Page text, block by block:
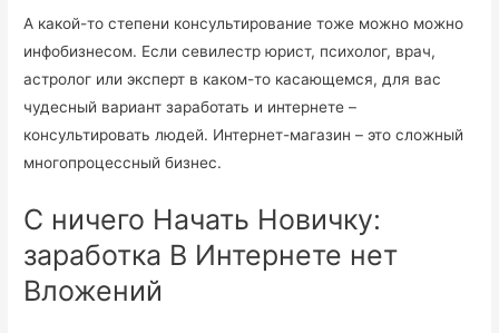
А какой-то степени консультирование тоже можно можно
инфобизнесом. Если севилестр юрист, психолог, врач,
астролог или эксперт в каком-то касающемся, для вас
чудесный вариант заработать и интернете –
консультировать людей. Интернет-магазин – это сложный
многопроцессный бизнес.
С ничего Начать Новичку:
заработка В Интернете нет
Вложений